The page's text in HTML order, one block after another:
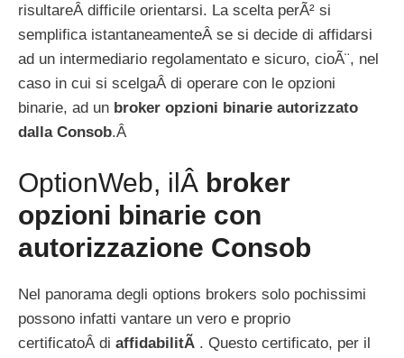
risultareÂ difficile orientarsi. La scelta perÃ² si
semplifica istantaneamenteÂ se si decide di affidarsi
ad un intermediario regolamentato e sicuro, cioÃ¨, nel
caso in cui si scelgaÂ di operare con le opzioni
binarie, ad un broker opzioni binarie autorizzato
dalla Consob.Â
OptionWeb, ilÂ broker
opzioni binarie con
autorizzazione Consob
Nel panorama degli options brokers solo pochissimi
possono infatti vantare un vero e proprio
certificatoÂ di affidabilitÃ . Questo certificato, per il